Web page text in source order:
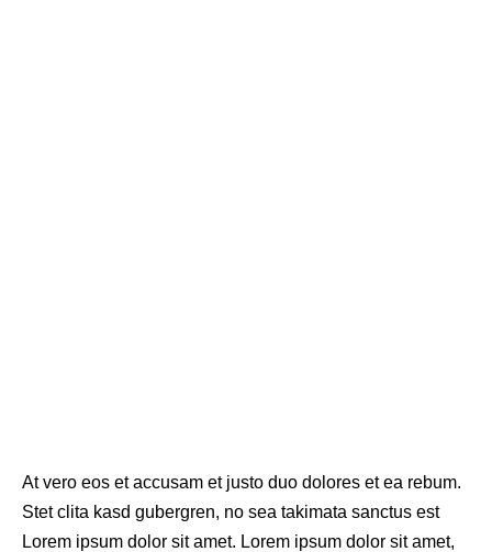
At vero eos et accusam et justo duo dolores et ea rebum.
Stet clita kasd gubergren, no sea takimata sanctus est
Lorem ipsum dolor sit amet. Lorem ipsum dolor sit amet,